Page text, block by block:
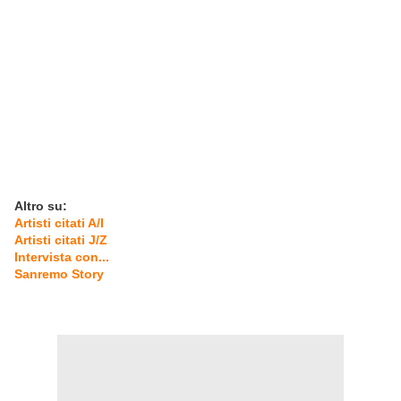
Altro su:
Artisti citati A/I
Artisti citati J/Z
Intervista con...
Sanremo Story